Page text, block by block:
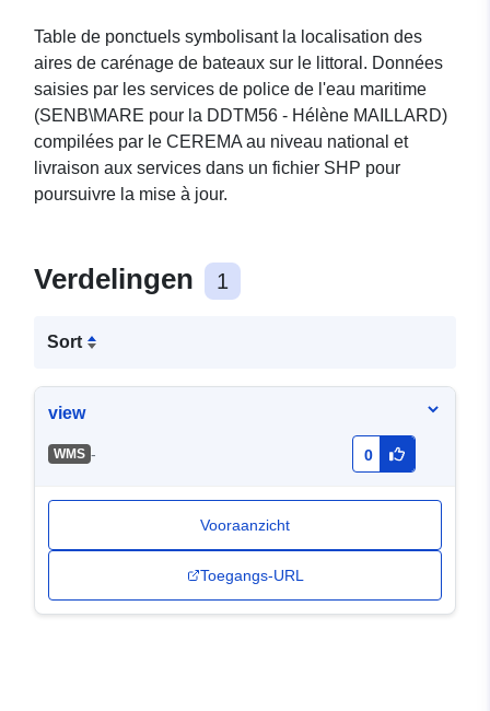
Table de ponctuels symbolisant la localisation des
aires de carénage de bateaux sur le littoral. Données
saisies par les services de police de l'eau maritime
(SENB\MARE pour la DDTM56 - Hélène MAILLARD)
compilées par le CEREMA au niveau national et
livraison aux services dans un fichier SHP pour
poursuivre la mise à jour.
Verdelingen 1
Sort
view
WMS - 0
Vooraanzicht
Toegangs-URL